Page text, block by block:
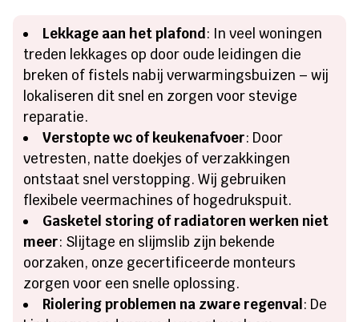
Lekkage aan het plafond: In veel woningen
treden lekkages op door oude leidingen die
breken of fistels nabij verwarmingsbuizen – wij
lokaliseren dit snel en zorgen voor stevige
reparatie.​
Verstopte wc of keukenafvoer: Door
vetresten, natte doekjes of verzakkingen
ontstaat snel verstopping.​ Wij gebruiken
flexibele veermachines of hogedrukspuit.​
Gasketel storing of radiatoren werken niet
meer: Slijtage en slijmslib zijn bekende
oorzaken, onze gecertificeerde monteurs
zorgen voor een snelle oplossing.​
Riolering problemen na zware regenval : De